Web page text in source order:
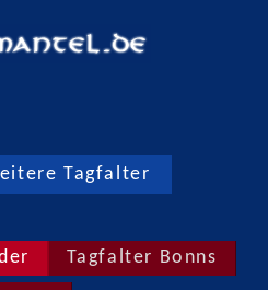
Tagfalter
Tagfalter Bonns